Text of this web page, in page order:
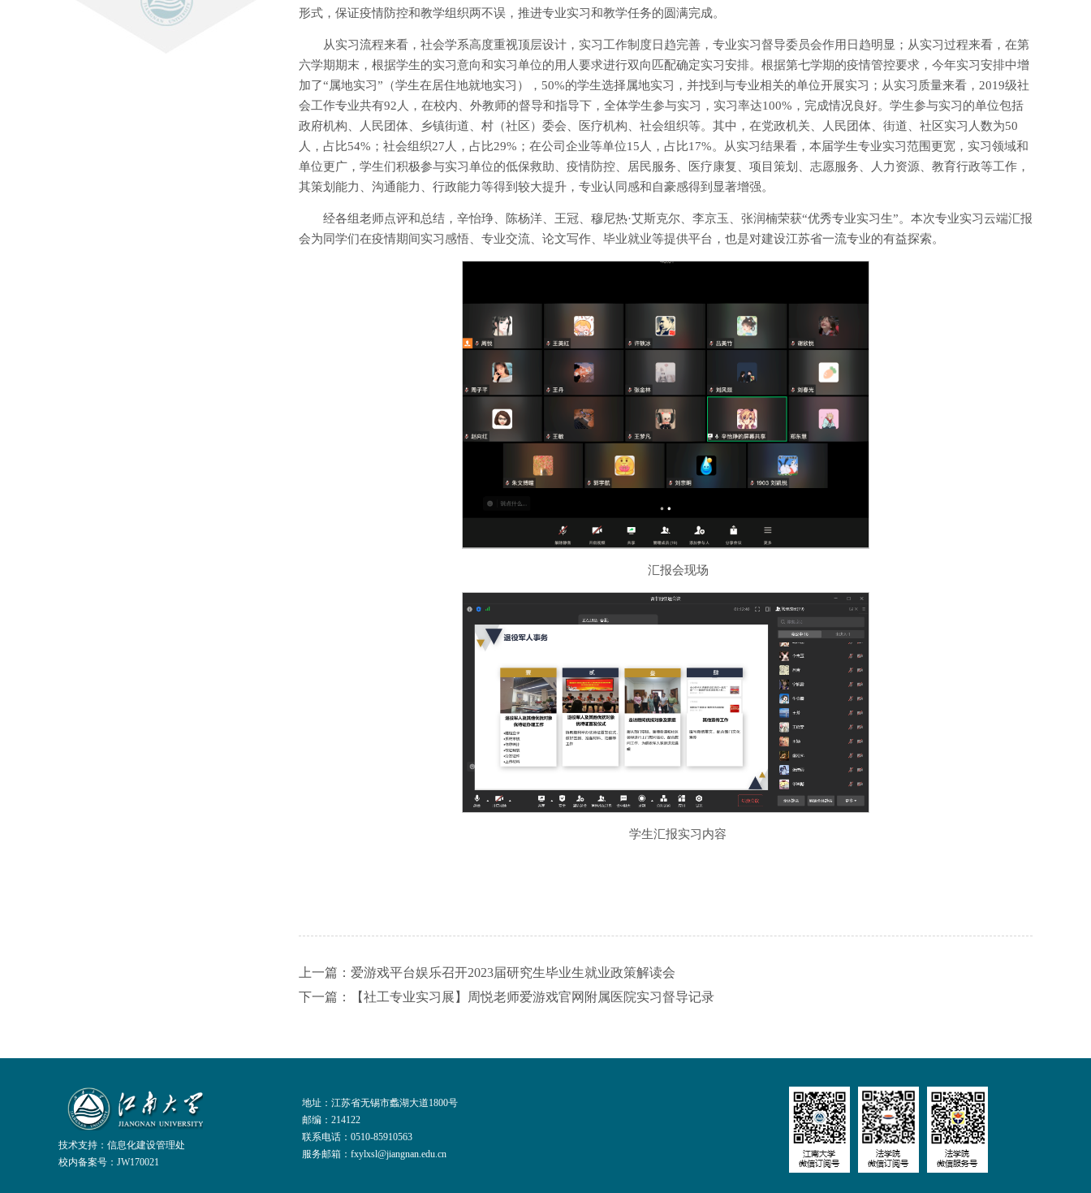
形式，保证疫情防控和教学组织两不误，推进专业实习和教学任务的圆满完成。
从实习流程来看，社会学系高度重视顶层设计，实习工作制度日趋完善，专业实习督导委员会作用日趋明显；从实习过程来看，在第
六学期期末，根据学生的实习意向和实习单位的用人要求进行双向匹配确定实习安排。根据第七学期的疫情管控要求，今年实习安排中增
加了“属地实习”（学生在居住地就地实习），50%的学生选择属地实习，并找到与专业相关的单位开展实习；从实习质量来看，2019级社
会工作专业共有92人，在校内、外教师的督导和指导下，全体学生参与实习，实习率达100%，完成情况良好。学生参与实习的单位包括
政府机构、人民团体、乡镇街道、村（社区）委会、医疗机构、社会组织等。其中，在党政机关、人民团体、街道、社区实习人数为50
人，占比54%；社会组织27人，占比29%；在公司企业等单位15人，占比17%。从实习结果看，本届学生专业实习范围更宽，实习领域和
单位更广，学生们积极参与实习单位的低保救助、疫情防控、居民服务、医疗康复、项目策划、志愿服务、人力资源、教育行政等工作，
其策划能力、沟通能力、行政能力等得到较大提升，专业认同感和自豪感得到显著增强。
经各组老师点评和总结，辛怡琤、陈杨洋、王冠、穆尼热·艾斯克尔、李京玉、张润楠荣获“优秀专业实习生”。本次专业实习云端汇报
会为同学们在疫情期间实习感悟、专业交流、论文写作、毕业就业等提供平台，也是对建设江苏省一流专业的有益探索。
汇报会现场
学生汇报实习内容
上一篇：爱游戏平台娱乐召开2023届研究生毕业生就业政策解读会
下一篇：【社工专业实习展】周悦老师爱游戏官网附属医院实习督导记录
技术支持： 信息化建设管理处
校内备案号：JW170021
地址：江苏省无锡市蠡湖大道1800号
邮编：214122
联系电话：0510-85910563
服务邮箱：fxylxsl@jiangnan.edu.cn